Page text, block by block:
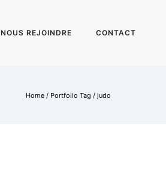
NOUS REJOINDRE CONTACT
Home / Portfolio Tag / judo